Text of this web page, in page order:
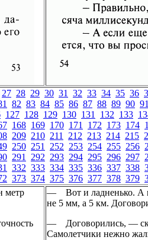
27 28 29 30 31 32 33 34 35 36
82 83 84 85 86 87 88 89 90 91
127 128 129 130 131 132 133
168 169 170 171 172 173 174
209 210 211 212 213 214 215
250 251 252 253 254 255 256
291 292 293 294 295 296 297
332 333 334 335 336 337 338
373 374 375 376 377 378 379
метр
— Вот и ладненько. А
не 5 мм, а 5 км.
— Договорились, —
Самолетчики нежно